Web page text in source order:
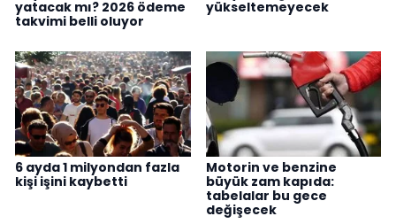
yatacak mı? 2026 ödeme
takvimi belli oluyor
yükseltemeyecek
6 ayda 1 milyondan fazla
kişi işini kaybetti
Motorin ve benzine
büyük zam kapıda:
tabelalar bu gece
değişecek